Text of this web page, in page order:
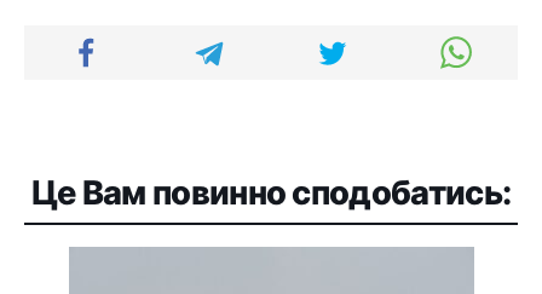
Це Вам повинно сподобатись: